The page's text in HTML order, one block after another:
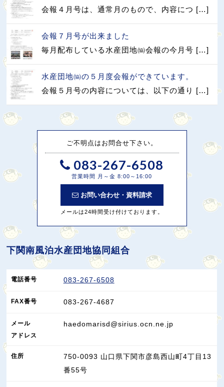
会報４月号は、通常月のもので、内容につ […]
会報７月号が出来ました
毎月配布している水産団地㈿会報の今月号 […]
水産団地㈿の５月度会報ができています。
会報５月号の内容については、以下の通り […]
ご不明点はお問合せ下さい。
083-267-6508
営業時間 月～金 8:00～16:00
お問い合わせ・資料請求
メールは24時間受け付けております。
下関南風泊水産団地協同組合
電話番号 083-267-6508
FAX番号 083-267-4687
メール
アドレス
haedomarisd@sirius.ocn.ne.jp
住所 750-0093 山口県下関市彦島西山町4丁目13
番55号